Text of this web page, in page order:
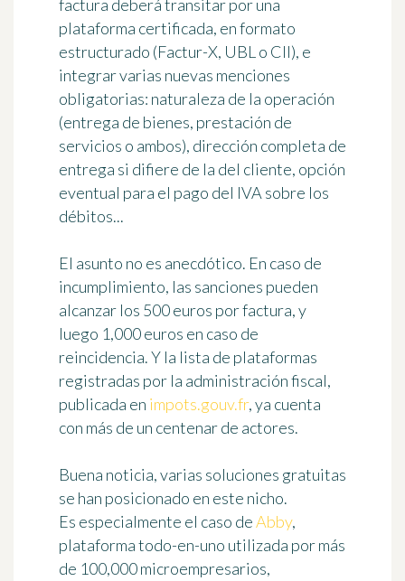
factura deberá transitar por una
plataforma certificada, en formato
estructurado (Factur-X, UBL o CII), e
integrar varias nuevas menciones
obligatorias: naturaleza de la operación
(entrega de bienes, prestación de
servicios o ambos), dirección completa de
entrega si difiere de la del cliente, opción
eventual para el pago del IVA sobre los
débitos...
El asunto no es anecdótico. En caso de
incumplimiento, las sanciones pueden
alcanzar los 500 euros por factura, y
luego 1,000 euros en caso de
reincidencia. Y la lista de plataformas
registradas por la administración fiscal,
publicada en impots.gouv.fr, ya cuenta
con más de un centenar de actores.
Buena noticia, varias soluciones gratuitas
se han posicionado en este nicho.
Es especialmente el caso deAbby,
plataforma todo-en-uno utilizada por más
de 100,000 microempresarios,